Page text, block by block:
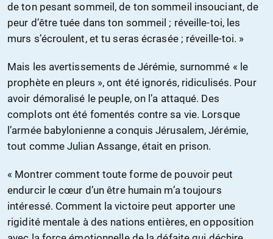
de ton pesant sommeil, de ton sommeil insouciant, de
peur d’être tuée dans ton sommeil ; réveille-toi, les
murs s’écroulent, et tu seras écrasée ; réveille-toi. »
Mais les avertissements de Jérémie, surnommé « le
prophète en pleurs », ont été ignorés, ridiculisés. Pour
avoir démoralisé le peuple, on l’a attaqué. Des
complots ont été fomentés contre sa vie. Lorsque
l’armée babylonienne a conquis Jérusalem, Jérémie,
tout comme Julian Assange, était en prison.
« Montrer comment toute forme de pouvoir peut
endurcir le cœur d’un être humain m’a toujours
intéressé. Comment la victoire peut apporter une
rigidité mentale à des nations entières, en opposition